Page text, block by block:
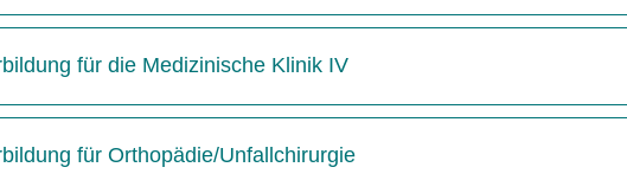
für die Medizinische Klinik IV
für Orthopädie/Unfallchirurgie